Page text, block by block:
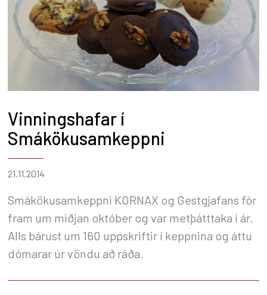
Vinningshafar í
Smákökusamkeppni
21.11.2014
Smákökusamkeppni KORNAX og Gestgjafans fór
fram um miðjan október og var metþátttaka í ár.
Alls bárust um 160 uppskriftir í keppnina og áttu
dómarar úr vöndu að ráða.